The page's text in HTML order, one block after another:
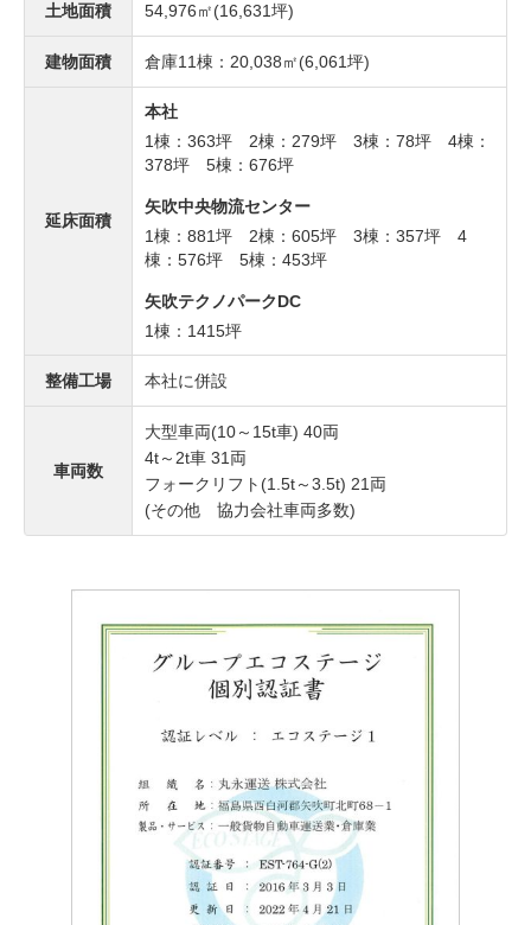
土地面積 54,976㎡(16,631坪)
建物面積 倉庫11棟：20,038㎡(6,061坪)
延床面積
本社
1棟：363坪 2棟：279坪 3棟：78坪 4棟：
378坪 5棟：676坪
矢吹中央物流センター
1棟：881坪 2棟：605坪 3棟：357坪 4
棟：576坪 5棟：453坪
矢吹テクノパークDC
1棟：1415坪
整備工場 本社に併設
車両数
大型車両(10～15t車) 40両
4t～2t車 31両
フォークリフト(1.5t～3.5t) 21両
(その他 協力会社車両多数)